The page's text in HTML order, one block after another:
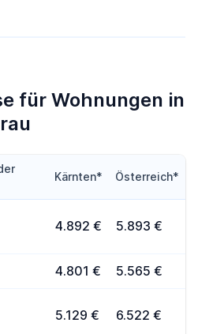
für Wohnungen in
Kärnten* Österreich*
4.892 € 5.893 €
4.801 € 5.565 €
5.129 € 6.522 €